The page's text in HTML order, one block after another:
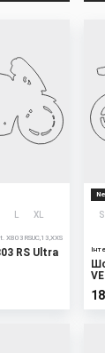
XL
X803RSUC,13,XXS
RS Ultra
S